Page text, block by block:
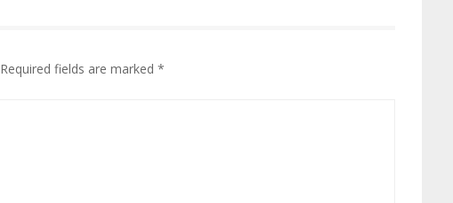
Required fields are marked *